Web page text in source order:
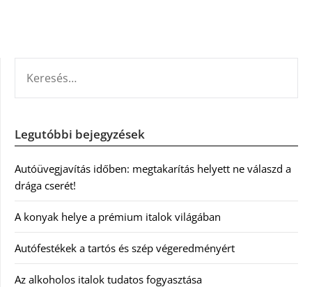
Legutóbbi bejegyzések
Autóüvegjavítás időben: megtakarítás helyett ne válaszd a
drága cserét!
A konyak helye a prémium italok világában
Autófestékek a tartós és szép végeredményért
Az alkoholos italok tudatos fogyasztása